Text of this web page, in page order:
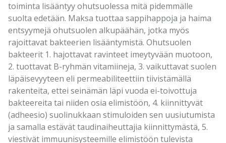
toiminta lisääntyy ohutsuolessa mitä pidemmälle
suolta edetään. Maksa tuottaa sappihappoja ja haima
entsyymejä ohutsuolen alkupäähän, jotka myös
rajoittavat bakteerien lisääntymistä. Ohutsuolen
bakteerit 1. hajottavat ravinteet imeytyvään muotoon,
2. tuottavat B-ryhmän vitamiineja, 3. vaikuttavat suolen
läpäisevyyteen eli permeabiliteettiin tiivistämällä
rakenteita, ettei seinämän läpi vuoda ei-toivottuja
bakteereita tai niiden osia elimistöön, 4. kiinnittyvät
(adheesio) suolinukkaan stimuloiden sen uusiutumista
ja samalla estävät taudinaiheuttajia kiinnittymästä, 5.
viestivät immuunisysteemille elimistöön tulevista